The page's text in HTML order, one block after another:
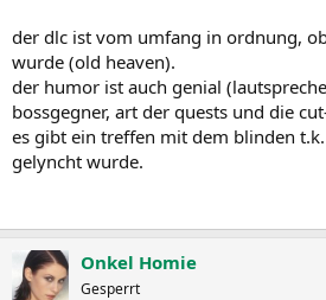
der dlc ist vom umfang in ordnung,
wurde (old heaven).
der humor ist auch genial
bossgegner, art der quests und die
es gibt ein treffen mit dem blinden
gelyncht wurde.
Onkel Homie
Gesperrt